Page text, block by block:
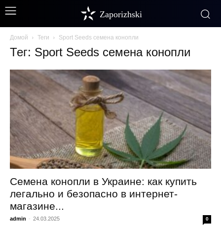
Zaporizhski
Домой Теги Sport Seeds семена конопли
Тег: Sport Seeds семена конопли
Семена конопли в Украине: как купить
легально и безопасно в интернет-
магазине...
admin - 24.03.2025 0